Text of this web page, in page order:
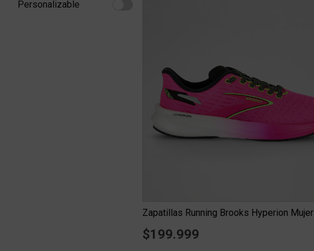
Personalizable
Refine by Personalizable: Personalizable
Zapatillas Running Brooks Hyperion Mujer
$199.999